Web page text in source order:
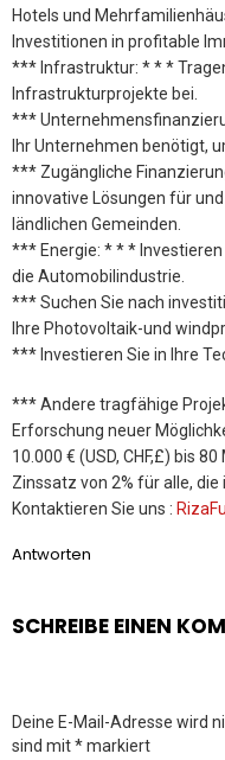
Hotels und
Investitionen in profitable
*** Infrastruktur: * * *
Infrastrukturprojekte bei.
***
Ihr Unternehmen benötigt,
*** Zugängliche
innovative Lösungen für
ländlichen Gemeinden.
*** Energie: * * *
die Automobilindustrie.
*** Suchen Sie nach
Ihre Photovoltaik-und
*** Investieren Sie in Ihre
*** Andere tragfähige
Erforschung neuer
10.000 € (USD, CHF,£) bis
Zinssatz von 2% für alle,
Kontaktieren Sie uns :
Antworten
SCHREIBE EINEN
Deine E-Mail-Adresse wird
sind mit*markiert